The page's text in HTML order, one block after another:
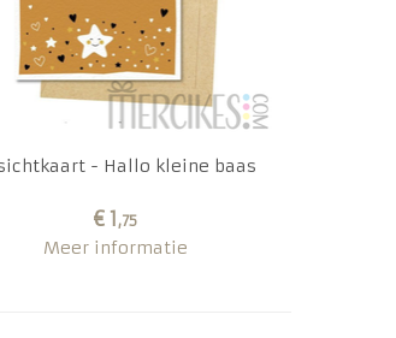
- Hallo kleine baas
€ 1,75
Meer informatie